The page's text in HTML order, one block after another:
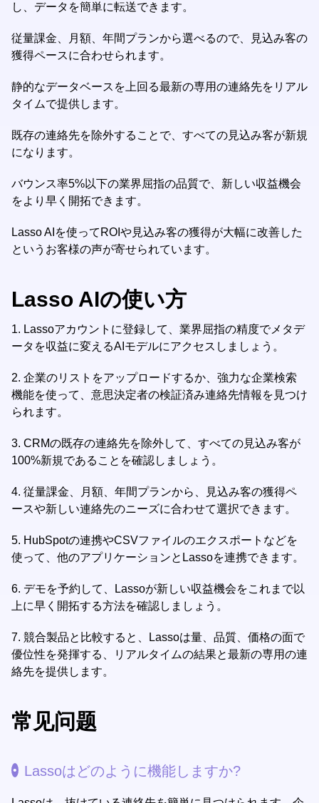
し、データを簡単に転送できます。
従量課金、月額、年間プランから選べるので、見込み客の
獲得ペースに合わせられます。
静的なデータベースを上回る最新の専用の連絡先をリアル
タイムで提供します。
既存の連絡先を除外することで、すべての見込み客が新規
になります。
バウンス率5%以下の業界屈指の品質で、新しい収益機会
をより早く開拓できます。
Lasso AIを使ってROIや見込み客の獲得が大幅に改善した
というお客様の声が寄せられています。
Lasso AIの使い方
1. Lassoアカウントに登録して、業界屈指の精度でメタデ
ータを収益に変えるAIモデルにアクセスしましょう。
2. 企業のリストをアップロードするか、強力な企業検索
機能を使って、意思決定者の検証済み連絡先情報を見つけ
られます。
3. CRMの既存の連絡先を除外して、すべての見込み客が
100%新規であることを確認しましょう。
4. 従量課金、月額、年間プランから、見込み客の獲得ペ
ースや新しい連絡先のニーズに合わせて選択できます。
5. HubSpotの連携やCSVファイルのエクスポートなどを
使って、他のアプリケーションとLassoを連携できます。
6. デモを予約して、Lassoが新しい収益機会をこれまで以
上に早く開拓する方法を確認しましょう。
7. 競合製品と比較すると、Lassoは量、品質、価格の面で
優位性を発揮する、リアルタイムの結果と最新の専用の連
絡先を提供します。
常见问题
Lassoはどのように機能しますか?